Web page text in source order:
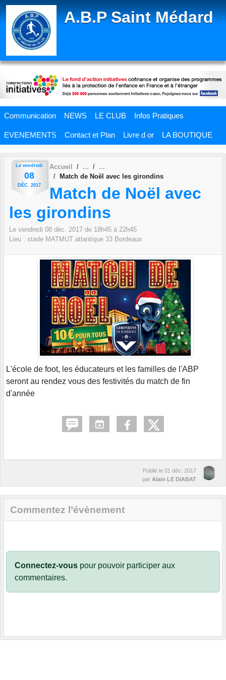
A.B.P Saint Médard
Communication NEWS LE CLUB Infos Pratiques
EVENEMENTS Contact et Plan Livre d or LA BOUTIQUE
Le vendredi
08
DÉC. 2017
Accueil
Match de Noël avec les girondins
Match de Noël avec
les girondins
Le vendredi 08 déc. 2017 de 18h45 à 22h45
Lieu : stade MATMUT atlantique 33 Bordeaux
L'école de foot, les éducateurs et les familles de l'ABP
seront au rendez vous des festivités du match de fin
d'année
Publié le 01 déc. 2017
par Alain LE DIABAT
Commentez l’évènement
Connectez-vous pour pouvoir participer aux
commentaires.
Panneau de gestion des cookies